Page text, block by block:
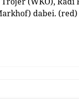
dabei. (red)